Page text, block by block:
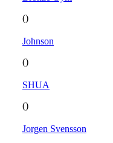
()
Johnson
()
SHUA
()
Jorgen Svensson